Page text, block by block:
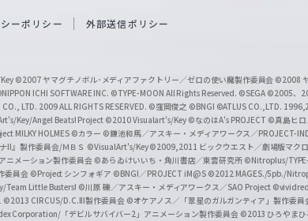
ーポリシー 外部送信ポリシー
©2007 ヤマグチノボル･メディアファクトリー／ゼロの使い魔製作委員会 ©2008
ICHI SOFTWARE INC. ©TYPE-MOON All Rights Reserved. ©SEGA ©2005、
LTD. 2009 ALL RIGHTS RESERVED. ©窪岡俊之 ©BNGI ©ATLUS CO.,LTD.
Key/Angel Beats! Project ©2010 Visualart's/Key ©なのはA's PROJECT ©真島ヒロ
MILKY HOLMES ©カラー ©鎌池和馬／アスキー・メディアワークス／PROJECT-
II』製作委員会/ＭＢＳ ©VisualArt's/Key©2009,2011 ビックウエスト／劇場版マク
ニメーション製作委員会 ©あらゐけいいち・角川書店／東雲研究所 ©Nitroplus/
委員会 ©Project シンフォギア ©BNGI／PROJECT iM@S ©2012 MAGES./5pb./
Team Little Busters! ©川原 礫／アスキー・メディアワークス／SAO Project ©vividred
©2013 CIRCUS/D.C.III製作委員会 ©オケアノス／「翠星のガルガンティア」製作委員
Corporation/「デビルサバイバー2」アニメーション製作委員会 ©2013 ひろやま